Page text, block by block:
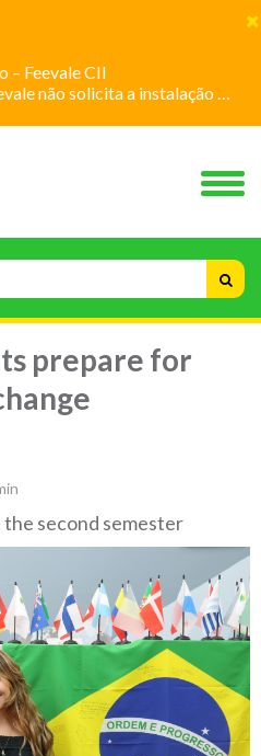
– Feevale CII
solicita a instalação de aplicativos
prepare for
second semester